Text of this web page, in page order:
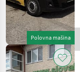
Polovna mašina